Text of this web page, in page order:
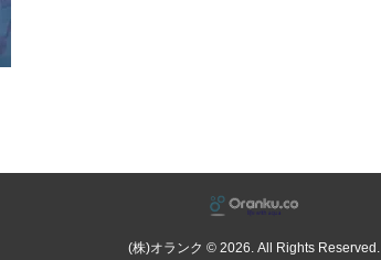
(株)オランク © 2026. All Rights Reserved.